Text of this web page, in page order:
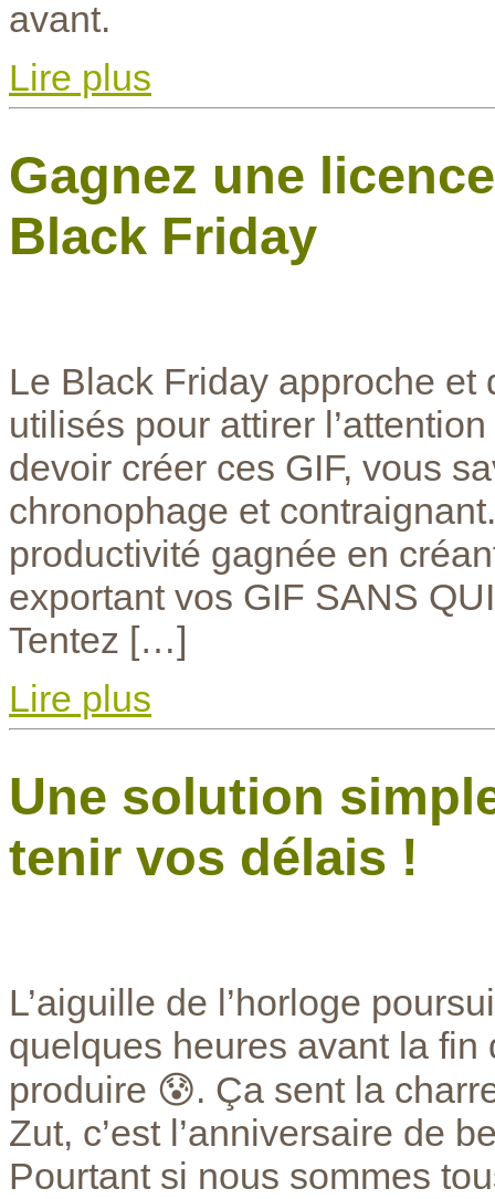
avant.
Lire plus
Gagnez une
Black Friday
Le Black Friday approche et
utilisés pour attirer
devoir créer ces GIF, vous
chronophage et
productivité gagnée en
exportant vos GIF SANS
Tentez […]
Lire plus
Une solution
tenir vos délais !
L’aiguille de l’horloge
quelques heures avant la
produire 😰. Ça sent la
Zut, c’est l’anniversaire de
Pourtant si nous sommes